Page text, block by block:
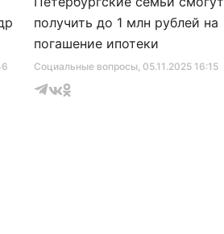
Социальные вопросы, 05.11.2025 16:15
получить до 1 млн рублей на
погашение ипотеки